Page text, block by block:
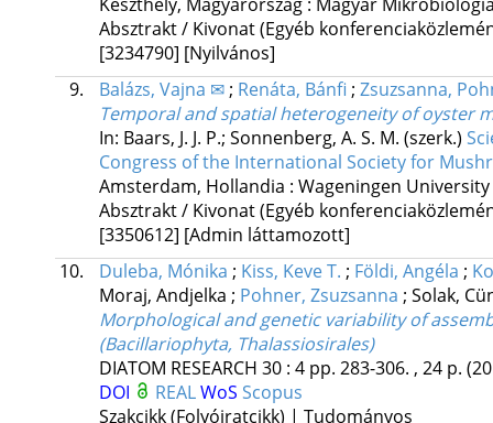
Keszthely, Magyarország : Magyar
Absztrakt / Kivonat (Egyéb
[3234790] [Nyilvános]
9.
Balázs, Vajna ✉; Renáta, Bánfi ; Zsuzsanna,
Temporal and spatial heterogeneity of oyster
In: Baars, J. J. P.; Sonnenberg, A. S. M. (szerk.)
Congress of the International Society for
Amsterdam, Hollandia : Wageningen
Absztrakt / Kivonat (Egyéb
[3350612] [Admin láttamozott]
10.
Duleba, Mónika ; Kiss, Keve T. ; Földi, Angéla ;
Moraj, Andjelka ; Pohner, Zsuzsanna ; Solak,
Morphological and genetic variability of
(Bacillariophyta, Thalassiosirales)
DIATOM RESEARCH 30: 4 pp. 283-306. , 24 p.
DOI
REALWoS Scopus
Szakcikk (Folyóiratcikk) | Tudományos